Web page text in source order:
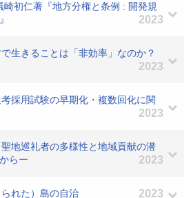
初仁著『地方分権と条例 : 開発規
2023
生きることは「非効率」なのか？
2023
採用試験の早期化・複数回化に関
2023
地巡礼者の多様性と地域貢献の潜
らー
2023
れた）島の自治 2023